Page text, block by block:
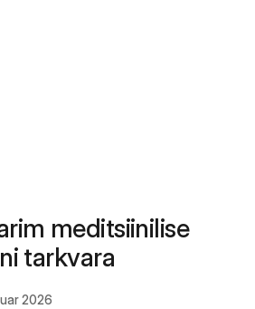
meditsiinilise
tarkvara
2026